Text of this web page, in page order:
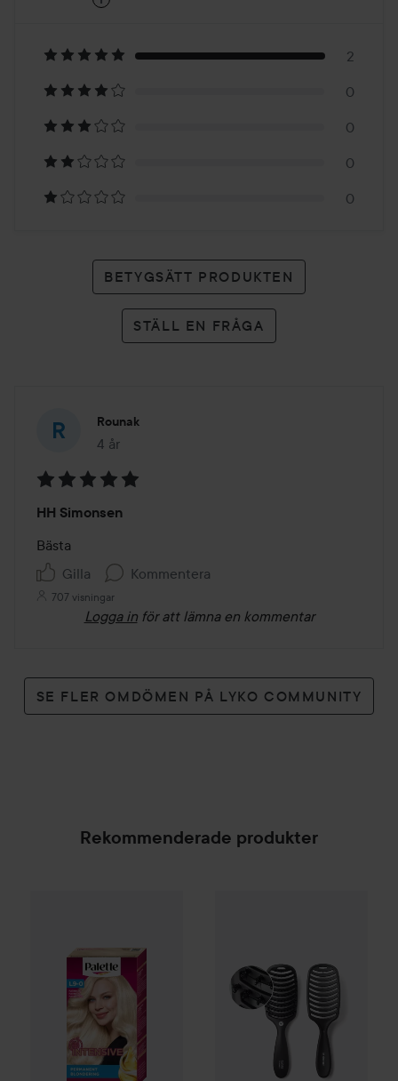
Baserat
på
2
betyg
2
0
0
0
0
BETYGSÄTT PRODUKTEN
STÄLL EN FRÅGA
Rounak
4 år
Inlägget skapades 4 år
5
av
5
HH Simonsen
Bästa
Gilla
Kommentera
707 visningar
Logga in för att lämna en kommentar
SE FLER OMDÖMEN PÅ LYKO COMMUNITY
Rekommenderade produkter